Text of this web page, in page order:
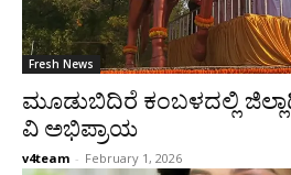
Fresh News
ಮೂಡುಬಿದಿರೆ ಕಂಬಳದಲ್ಲಿ
ವಿ ಅಭಿಪ್ರಾಯ
v4team - February 1, 2026